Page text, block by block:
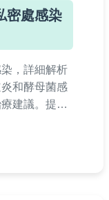
密處感染
，詳細解析
和酵母菌感
建議。提供